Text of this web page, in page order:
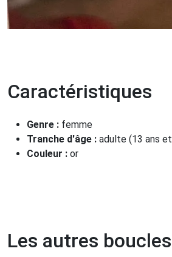
Caractéristiques
Genre : femme
Tranche d'âge : adulte (13 ans
Couleur : or
Les autres